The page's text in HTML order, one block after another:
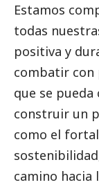
Estamos
todas
positiva y
combatir con
que se
construir un
como el
camino hacia